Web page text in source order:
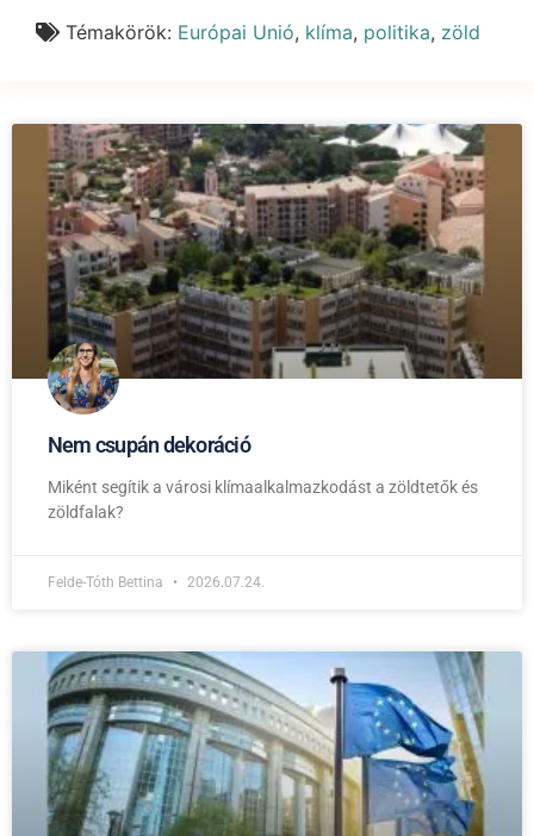
Nem csupán dekoráció
Miként segítik a városi klímaalkalmazkodást a zöldtetők és
zöldfalak?
Felde-Tóth Bettina 2026.07.24.
Témakörök: Európai Unió, klíma, politika, zöld